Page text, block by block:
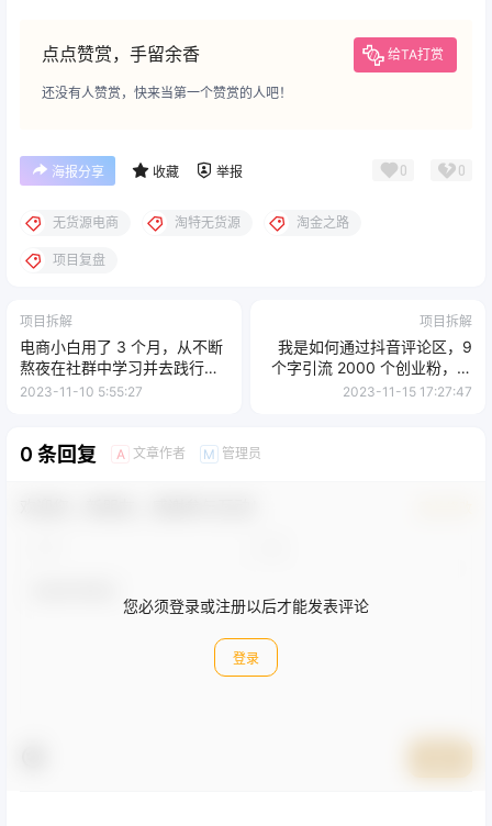
点点赞赏，手留余香 给TA打赏
还没有人赞赏，快来当第一个赞赏的人吧！
海报分享 收藏 举报 0 0
无货源电商 淘特无货源 淘金之路
项目复盘
项目拆解
电商小白用了 3 个月，从不断
熬夜在社群中学习并去践行，
到视频号跑通 0-1 月入 12W+
2023-11-10 5:55:27
项目拆解
我是如何通过抖音评论区，9
个字引流 2000 个创业粉，变
现 3000+
2023-11-15 17:27:47
0 条回复 A 文章作者 M 管理员
您必须登录或注册以后才能发表评论
登录